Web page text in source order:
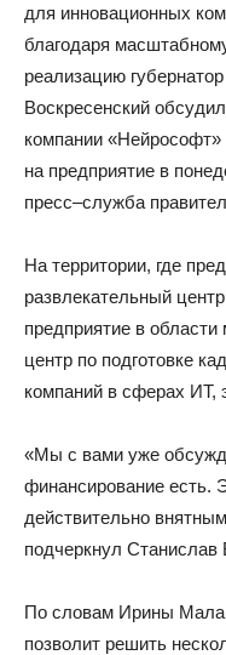
для инновационных
благодаря
реализацию
Воскресенский
компании
на предприятие в
пресс–служба
На территории, где
развлекательный
предприятие в области
центр по подготовке
компаний в сферах ИТ,
«Мы с вами уже
финансирование есть.
действительно
подчеркнул Станислав
По словам Ирины
позволит решить